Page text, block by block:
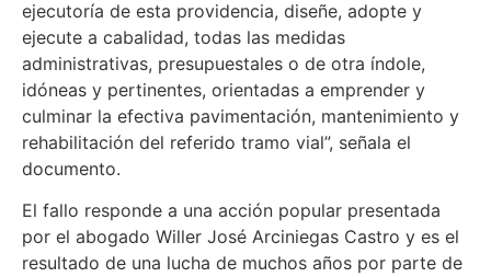
ejecutoría de esta providencia, diseñe, adopte y
ejecute a cabalidad, todas las medidas
administrativas, presupuestales o de otra índole,
idóneas y pertinentes, orientadas a emprender y
culminar la efectiva pavimentación, mantenimiento y
rehabilitación del referido tramo vial”, señala el
documento.
El fallo responde a una acción popular presentada
por el abogado Willer José Arciniegas Castro y es el
resultado de una lucha de muchos años por parte de